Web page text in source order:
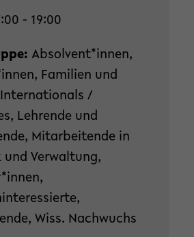
- 19:00
Absolvent*innen,
Familien und
Internationals /
Lehrende und
Mitarbeitende in
und Verwaltung,
Wiss. Nachwuchs